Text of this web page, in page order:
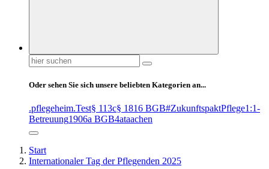
Suchen
nach:
Oder sehen Sie sich unsere beliebten Kategorien an...
.pflegeheim.Test§ 113c§ 1816 BGB#ZukunftspaktPflege1:1-
Betreuung1906a BGB4ataachen
Start
Internationaler Tag der Pflegenden 2025